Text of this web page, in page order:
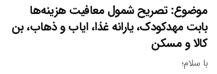
موضوع: تصریح شمول معافیت هزینه‌ها
بابت مهدکودک، یارانه غذا، ایاب و ذهاب، بن
کالا و مسکن
با سلام؛